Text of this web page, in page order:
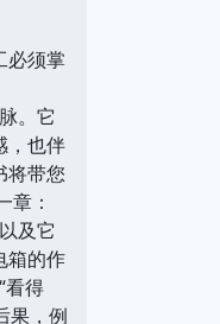
必须掌
。它
，也伴
将带您
章：
及它
箱的作
看得
果，例